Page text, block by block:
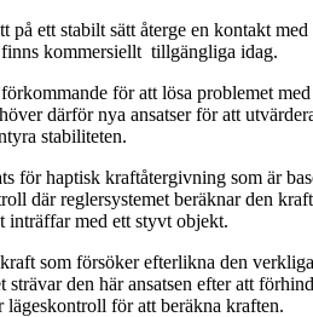
ett stabilt sätt återge en kontakt
finns kommersiellt tillgängliga idag.
för att lösa problemet
därför nya ansatser för att
stabiliteten.
för haptisk kraftåtergivning som är
där reglersystemet beräknar den
inträffar med ett styvt objekt.
som försöker efterlikna den
den här ansatsen efter att
lägeskontroll för att beräkna kraften.